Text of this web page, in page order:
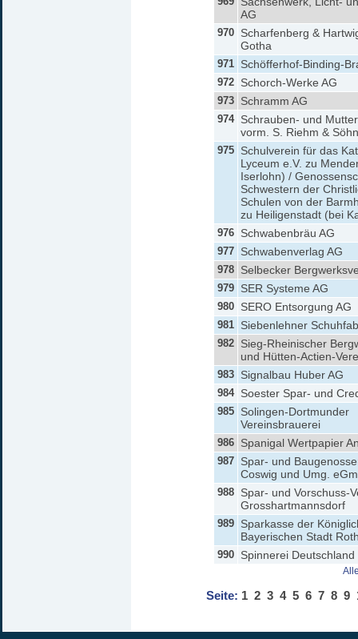
AG
970 Scharfenberg &
Gotha
971 Schöfferhof-Binding-
972 Schorch-Werke AG
973 Schramm AG
974 Schrauben- und
vorm. S. Riehm &
975 Schulverein für das
Lyceum e.V. zu
Iserlohn) /
Schwestern der
Schulen von der
zu Heiligenstadt (bei
976 Schwabenbräu AG
977 Schwabenverlag AG
978 Selbecker
979 SER Systeme AG
980 SERO Entsorgung AG
981 Siebenlehner
982 Sieg-Rheinischer
und Hütten-Actien-
983 Signalbau Huber AG
984 Soester Spar- und
985 Solingen-Dortmunder
Vereinsbrauerei
986 Spanigal Wertpapier
987 Spar- und
Coswig und Umg.
988 Spar- und Vorschuss-
Grosshartmannsdorf
989 Sparkasse der
Bayerischen Stadt
990 Spinnerei Deutschland
Seite: 1 2 3 4 5 6 7 8 9